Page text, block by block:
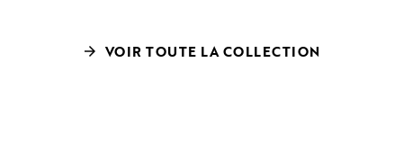
arrow_forward VOIR TOUTE LA COLLECTION